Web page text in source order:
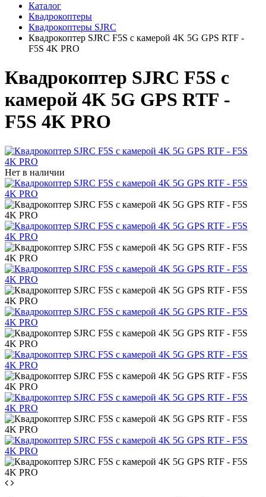
Каталог
Квадрокоптеры
Квадрокоптеры SJRC
Квадрокоптер SJRC F5S с камерой 4K 5G GPS RTF -
F5S 4K PRO
Квадрокоптер SJRC F5S с
камерой 4K 5G GPS RTF -
F5S 4K PRO
Нет в наличии